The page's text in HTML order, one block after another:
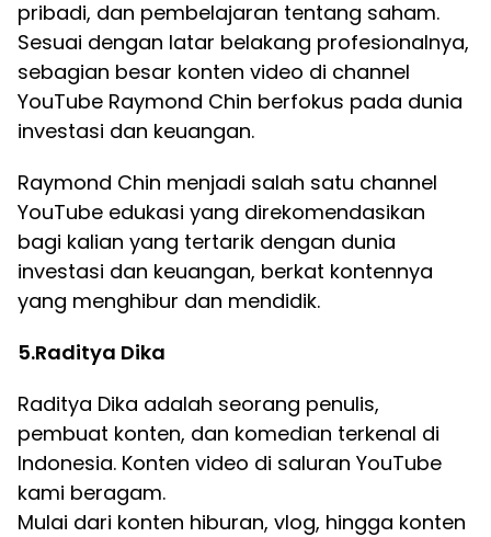
pribadi, dan pembelajaran tentang saham.
Sesuai dengan latar belakang profesionalnya,
sebagian besar konten video di channel
YouTube Raymond Chin berfokus pada dunia
investasi dan keuangan.
Raymond Chin menjadi salah satu channel
YouTube edukasi yang direkomendasikan
bagi kalian yang tertarik dengan dunia
investasi dan keuangan, berkat kontennya
yang menghibur dan mendidik.
5.Raditya Dika
Raditya Dika adalah seorang penulis,
pembuat konten, dan komedian terkenal di
Indonesia. Konten video di saluran YouTube
kami beragam.
Mulai dari konten hiburan, vlog, hingga konten